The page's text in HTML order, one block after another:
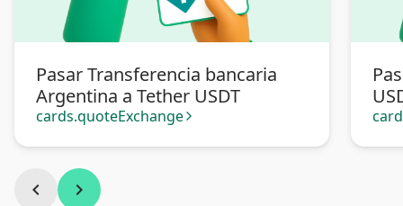
Pasar Transferencia bancaria
Argentina a Tether USDT
cards.quoteExchange arrow_forward_ios
chevron_left chevron_right